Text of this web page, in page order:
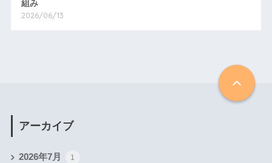
組み
2026/06/13
アーカイブ
2026年7月 1